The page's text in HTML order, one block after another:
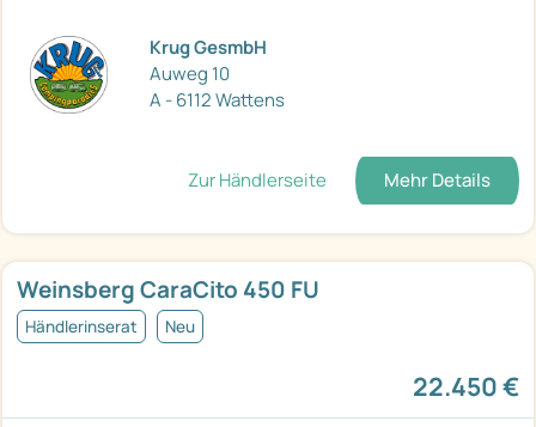
Krug GesmbH
Auweg 10
A - 6112 Wattens
Zur Händlerseite Mehr Details
Weinsberg CaraCito 450 FU
Händlerinserat Neu
22.450 €